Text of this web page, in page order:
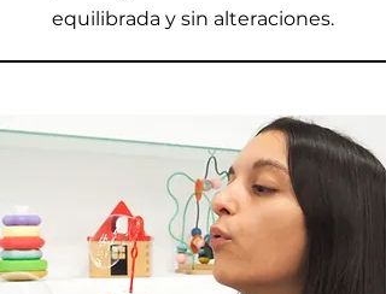
equilibrada y sin alteraciones.